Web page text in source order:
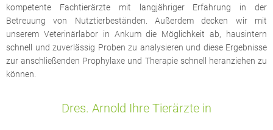
kompetente Fachtierärzte mit langjähriger Erfahrung in der
Betreuung von Nutztierbeständen. Außerdem decken wir mit
unserem Veterinärlabor in Ankum die Möglichkeit ab, hausintern
schnell und zuverlässig Proben zu analysieren und diese Ergebnisse
zur anschließenden Prophylaxe und Therapie schnell heranziehen zu
können.
Dres. Arnold Ihre Tierärzte in